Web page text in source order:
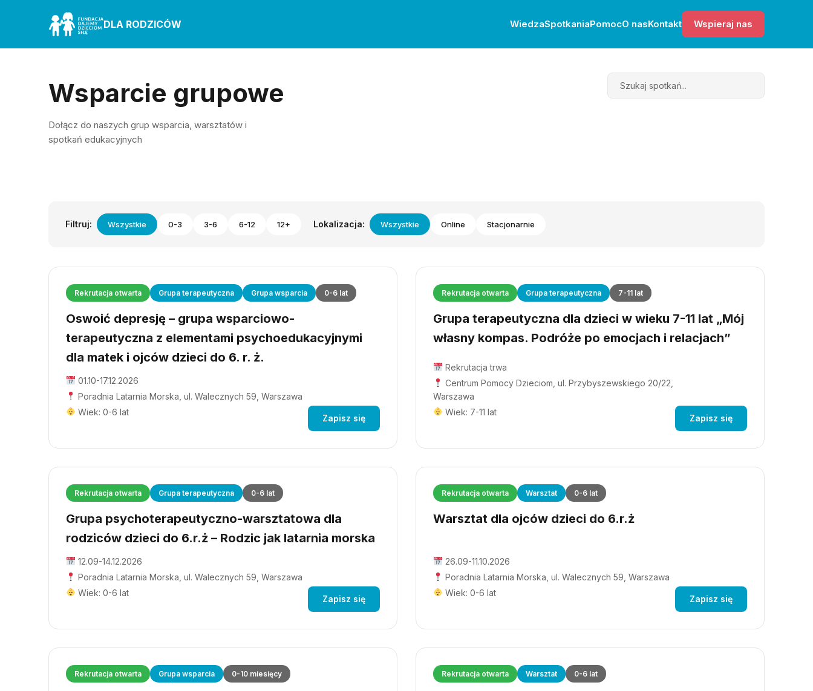
DLA RODZICÓW WiedzaSpotkaniaPomocO nasKontakt Wspieraj nas
Wsparcie grupowe
Dołącz do naszych grup wsparcia, warsztatów i
spotkań edukacyjnych
Search
Filtruj: Wszystkie 0-3 3-6 6-12 12+ Lokalizacja: Wszystkie Online Stacjonarnie
Rekrutacja otwarta Grupa terapeutyczna Grupa wsparcia 0-6 lat
Oswoić depresję – grupa wsparciowo-
terapeutyczna z elementami psychoedukacyjnymi
dla matek i ojców dzieci do 6. r. ż.
01.10-17.12.2026
Poradnia Latarnia Morska, ul. Walecznych 59, Warszawa
Wiek: 0-6 lat
Zapisz się
Rekrutacja otwarta Grupa terapeutyczna 7-11 lat
Grupa terapeutyczna dla dzieci w wieku 7-11 lat „Mój
własny kompas. Podróże po emocjach i relacjach”
Rekrutacja trwa
Centrum Pomocy Dzieciom, ul. Przybyszewskiego 20/22,
Warszawa
Wiek: 7-11 lat
Zapisz się
Rekrutacja otwarta Grupa terapeutyczna 0-6 lat
Grupa psychoterapeutyczno-warsztatowa dla
rodziców dzieci do 6.r.ż – Rodzic jak latarnia morska
12.09-14.12.2026
Poradnia Latarnia Morska, ul. Walecznych 59, Warszawa
Wiek: 0-6 lat
Zapisz się
Rekrutacja otwarta Warsztat 0-6 lat
Warsztat dla ojców dzieci do 6.r.ż
26.09-11.10.2026
Poradnia Latarnia Morska, ul. Walecznych 59, Warszawa
Wiek: 0-6 lat
Zapisz się
Rekrutacja otwarta Grupa wsparcia 0-10 miesięcy Rekrutacja otwarta Warsztat 0-6 lat